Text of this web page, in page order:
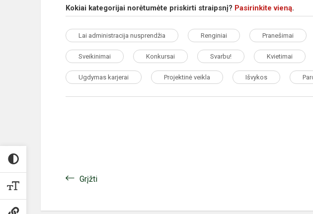
Kokiai kategorijai norėtumėte priskirti straipsnį? Pasirinkite vieną.
Lai administracija nusprendžia Renginiai Pranešimai
Sveikinimai Konkursai Svarbu! Kvietimai
Ugdymas karjerai Projektinė veikla Išvykos
Grįžti